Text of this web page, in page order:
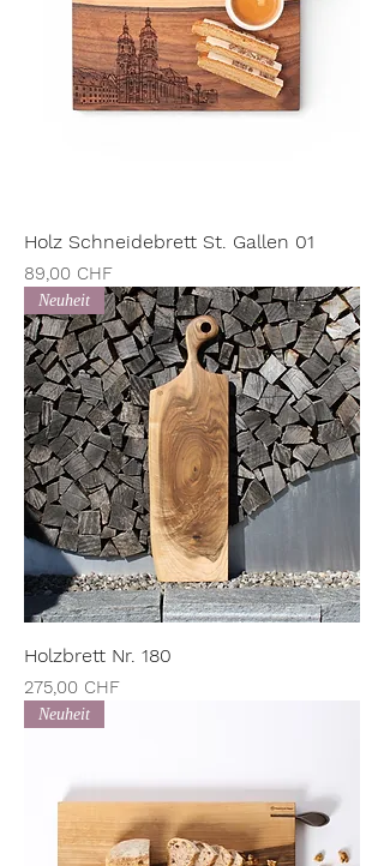
Holz Schneidebrett St. Gallen 01
Preis
89,00 CHF
Neuheit
Holzbrett Nr. 180
Preis
275,00 CHF
Neuheit